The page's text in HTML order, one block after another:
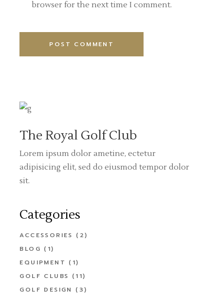
browser for the next time I comment.
POST COMMENT
The Royal Golf Club
Lorem ipsum dolor ametine, ectetur
adipisicing elit, sed do eiusmod tempor dolor
sit.
Categories
ACCESSORIES (2)
BLOG (1)
EQUIPMENT (1)
GOLF CLUBS (11)
GOLF DESIGN
(3)